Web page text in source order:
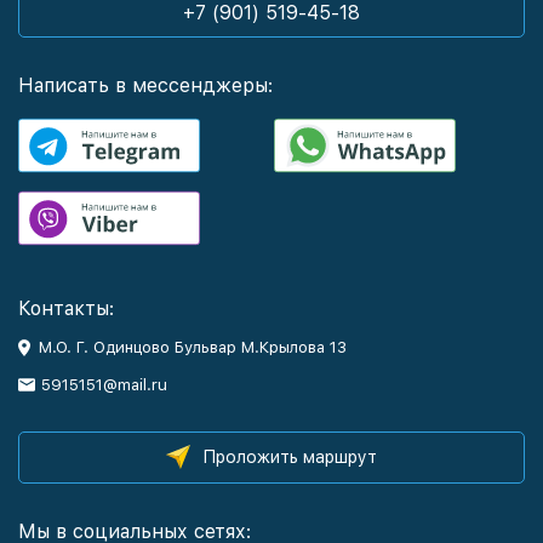
+7 (901) 519-45-18
Написать в мессенджеры:
Контакты:
М.О. Г. Одинцово Бульвар М.Крылова 13
5915151@mail.ru
Проложить маршрут
Мы в социальных сетях: